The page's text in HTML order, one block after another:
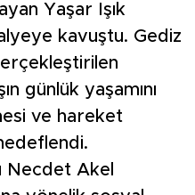
Yaşar Işık
kavuştu. Gediz
günlük yaşamını
ve hareket
Necdet Akel